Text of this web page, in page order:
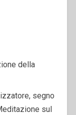
della
segno
sul